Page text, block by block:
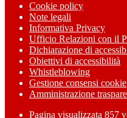
Cookie policy
Note legali
Informativa Privacy
Ufficio Relazioni con il
Dichiarazione di
Obiettivi di accessibilità
Whistleblowing
Gestione consensi cookie
Amministrazione
Pagina visualizzata 857